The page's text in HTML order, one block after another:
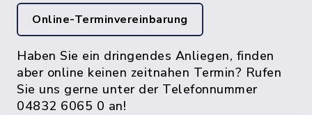
Online-Terminvereinbarung
Haben Sie ein dringendes Anliegen, finden
aber online keinen zeitnahen Termin? Rufen
Sie uns gerne unter der Telefonnummer
04832 6065 0 an!